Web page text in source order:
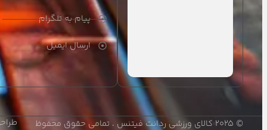
اکسسوری بدنسازی
پیام به تلگرام
ارسال ایمیل
© ۲۰۲۵ کالای ورزشی ردانت فیتنس . تمامی حقوق محفوظ